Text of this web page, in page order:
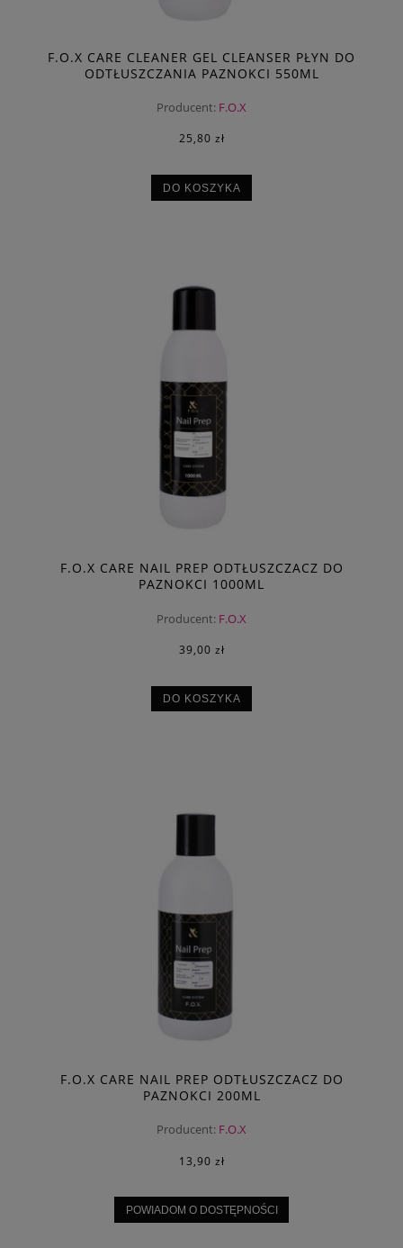
F.O.X CARE CLEANER GEL CLEANSER PŁYN DO
ODTŁUSZCZANIA PAZNOKCI 550ML
Producent: F.O.X
25,80 zł
DO KOSZYKA
F.O.X CARE NAIL PREP ODTŁUSZCZACZ DO
PAZNOKCI 1000ML
Producent: F.O.X
39,00 zł
DO KOSZYKA
F.O.X CARE NAIL PREP ODTŁUSZCZACZ DO
PAZNOKCI 200ML
Producent: F.O.X
13,90 zł
POWIADOM O DOSTĘPNOŚCI